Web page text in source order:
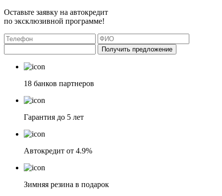
Оставьте заявку на автокредит
по эксклюзивной программе!
Получить предложение
18 банков партнеров
Гарантия до 5 лет
Автокредит от 4.9%
Зимняя резина в подарок